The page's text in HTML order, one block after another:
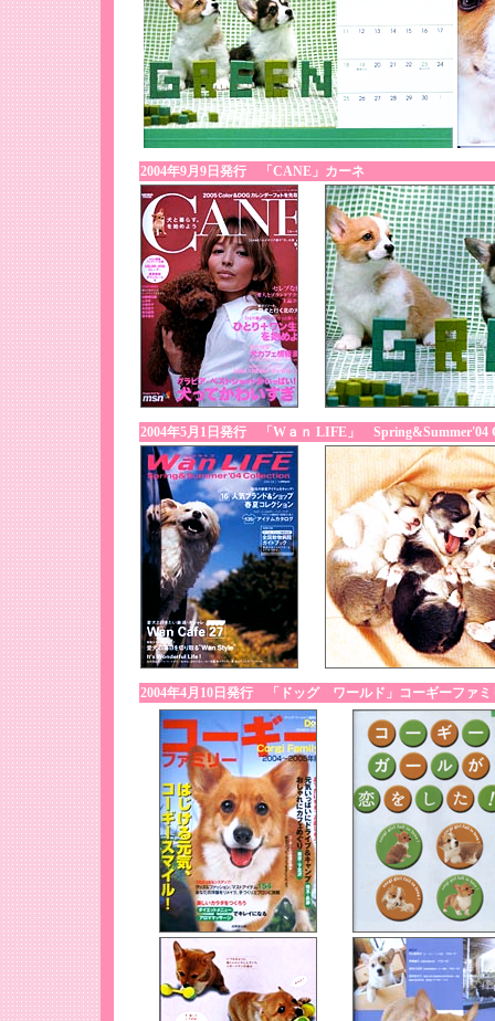
2004年9月9日発行 「CANE」カーネ
2004年5月1日発行 「Wａｎ LIFE」 Spring&Summer'04
2004年4月10日発行 「ドッグ ワールド」コーギーファ